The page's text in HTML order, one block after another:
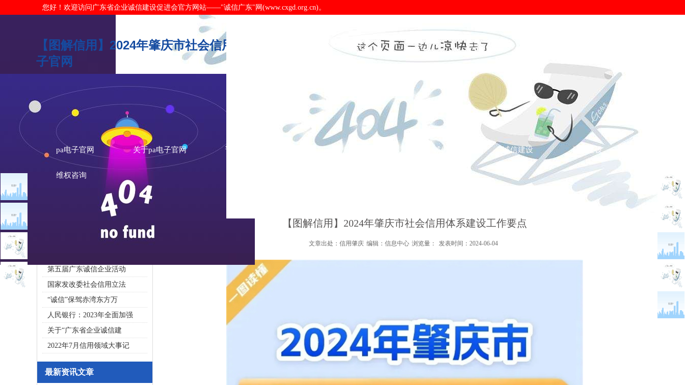
您好！欢迎访问广东省企业诚信建设促进会官方网站——"诚信广东"网(www.cxgd.org.cn)。
【图解信用】2024年肇庆市社会信用体系建设工作要点-pa电
子官网
pa电子官网 关于pa电子官网 诚信广东 诚信认证 诚信建设 信用建设
维权咨询
广州市发展改革委关于做
重大突发公共卫生事件一
2020广东省守合同重信用企
第五届广东诚信企业活动
国家发改委社会信用立法
“诚信”保驾赤湾东方万
人民银行：2023年全面加强
关于“广东省企业诚信建
2022年7月信用领域大事记
最新资讯文章
您的位置： >诚信广东 诚信广东
【图解信用】2024年肇庆市社会信用体系建设工作要点
文章出处：信用肇庆 编辑：信息中心 浏览量： 发表时间：2024-06-04